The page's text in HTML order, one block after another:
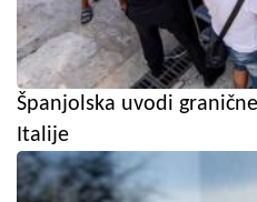
Španjolska uvodi
Italije